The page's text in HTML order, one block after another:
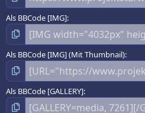
Als BBCode [IMG]
Als BBCode [IMG] (Mit Thumbnail)
Als BBCode [GALLERY]